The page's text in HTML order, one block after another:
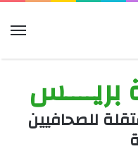
بريــــس
للصحافيين